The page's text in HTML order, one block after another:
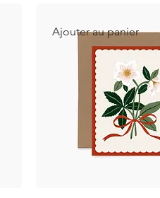
Ajouter au panier